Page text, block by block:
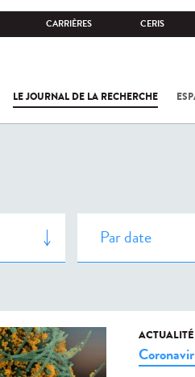
CARRIÈRES CERIS
LE JOURNAL DE LA RECHERCHE
ACTUALITÉ